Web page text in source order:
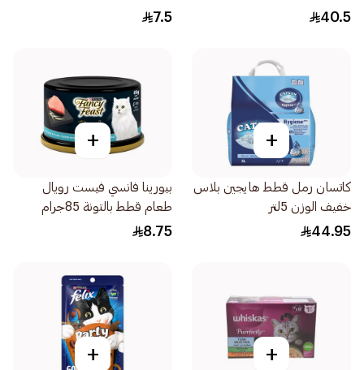
40.5
85جرام
7.5
+
كاتسان رمل قطط هايجين بلاس
خفيف الوزن 5لتر
44.95
+
بيورينا فانسي فيست رويال
طعام قطط بالتونة 85جرام
8.75
+
+